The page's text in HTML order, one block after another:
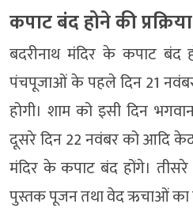
कपाट बंद होने की प्रक्रिया
बदरीनाथ मंदिर के कपाट बंद
पंचपूजाओं के पहले दिन 21
होगी। शाम को इसी दिन
दूसरे दिन 22 नवंबर को आदि
मंदिर के कपाट बंद होंगे।
पुस्तक पूजन तथा वेद ऋचाओं का